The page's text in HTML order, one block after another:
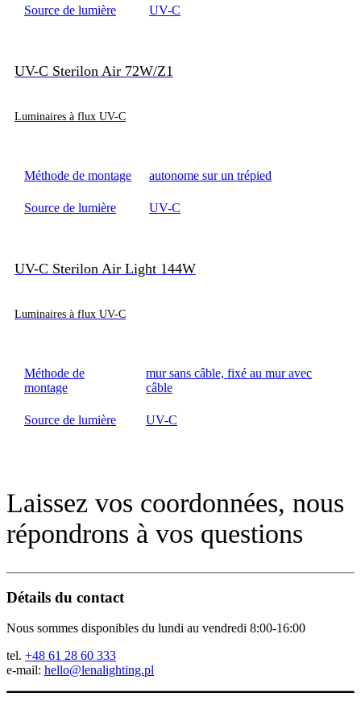
Source de lumière UV-C
UV-C Sterilon Air 72W/Z1
Luminaires à flux UV-C
Méthode de montage autonome sur un trépied
Source de lumière UV-C
UV-C Sterilon Air Light 144W
Luminaires à flux UV-C
Méthode de
montage
mur sans câble, fixé au mur avec
câble
Source de lumière UV-C
Laissez vos coordonnées, nous
répondrons à vos questions
Détails du contact
Nous sommes disponibles du lundi au vendredi 8:00-16:00
tel. +48 61 28 60 333
e-mail: hello@lenalighting.pl